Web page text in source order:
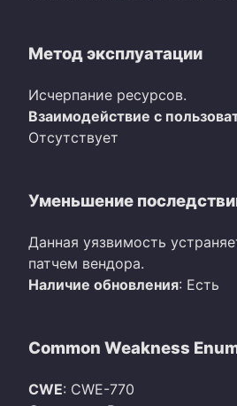
Метод эксплуатации
Исчерпание ресурсов.
Взаимодействие с
Отсутствует
Уменьшение
Данная уязвимость
патчем вендора.
Наличие обновления: Есть
Common Weakness
CWE: CWE-770